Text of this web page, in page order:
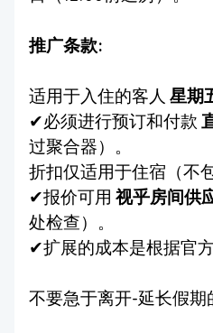
推广条款:
适用于入住的客人 星期
✔必须进行预订和付款
过聚合器）。
折扣仅适用于住宿（不
✔报价可用 视乎房间供
处检查）。
✔扩展的成本是根据官
不要急于离开-延长假期